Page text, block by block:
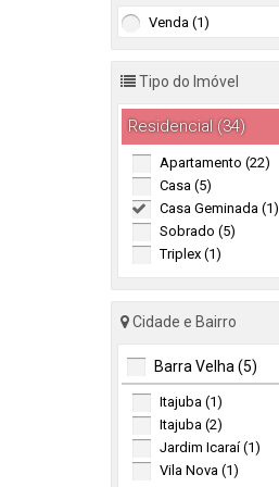
Venda (1)
Tipo do Imóvel
Residencial (34)
Apartamento (22)
Casa (5)
Casa Geminada (1)
Sobrado (5)
Triplex (1)
Cidade e Bairro
Barra Velha (5)
Itajuba (1)
Itajuba (2)
Jardim Icaraí (1)
Vila Nova (1)